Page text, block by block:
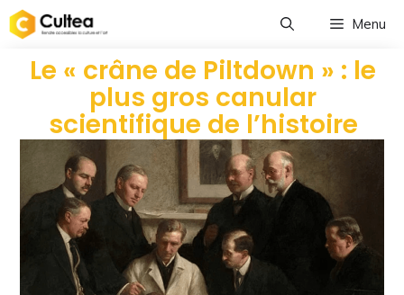
Menu
Le « crâne de Piltdown » : le
plus gros canular
scientifique de l’histoire